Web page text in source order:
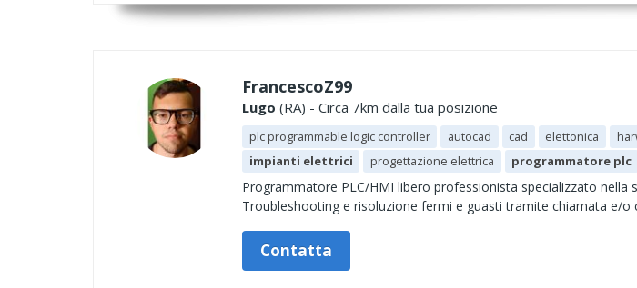
FrancescoZ99
Lugo (RA) - Circa 7km dalla tua posizione
plc programmable logic controller autocad cad elettonica
impianti elettrici
progettazione elettrica programmatore plc
Programmatore PLC/HMI libero professionista specializzato
Troubleshooting e risoluzione fermi e guasti tramite chiamata e/
Contatta